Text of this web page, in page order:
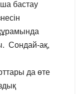
бастау
Сондай-ақ,
да өте